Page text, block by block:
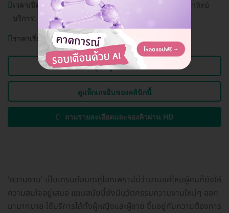
เวลาเปิด
บริการ:
วันจันทร์ - ศุกร์ 11.00 - 21.00 น. วันเสาร์ - อาทิตย์
10.00 - 21.00 น.
ราคาเริ่มต้นที่ 8,700 บาท
ดูข้อมูลคลินิก
ดูแพ็กเกจอื่นของคลินิกนี้
ถามรายละเอียดและจองคิวผ่าน HD
'ความงาม' เป็นเทรนด์อมตะคู่โลกเพราะไม่ว่านานแค่ไหนผู้คนก็ยังให้
ความสนใจอยู่เสมอ แถมสมัยนี้ยังมีนวัตกรรมความงามใหม่ๆ ออก
มามากมาย ใช้บริการได้ทั้งผู้หญิงและผู้ชาย ขึ้นอยู่กับความต้องการ